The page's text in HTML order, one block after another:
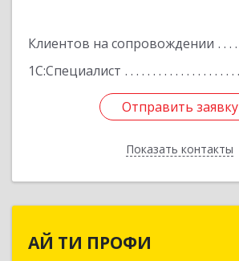
Клиентов на сопровождении
1С:Специалист
Отправить заявку
Показать контакты
Отправить заявку
Назад
АЙ ТИ ПРОФИ